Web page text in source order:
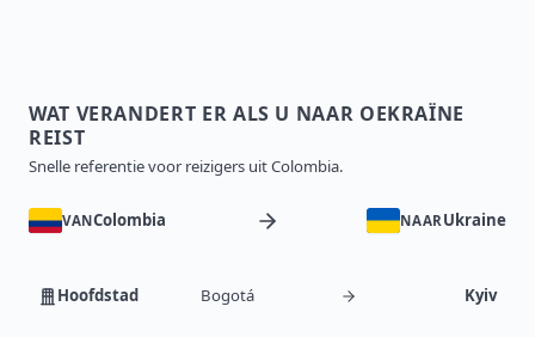
WAT VERANDERT ER ALS U NAAR OEKRAÏNE
REIST
Snelle referentie voor reizigers uit Colombia.
VANColombia NAAR Ukraine
Hoofdstad Bogotá Kyiv